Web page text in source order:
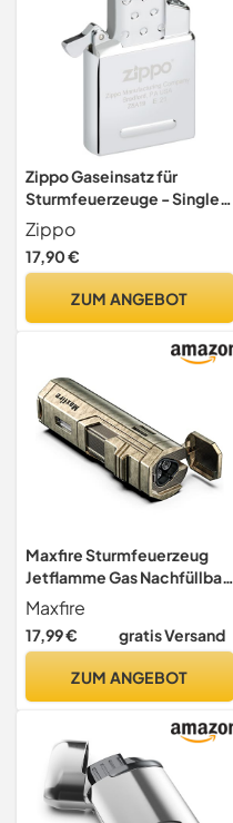
Zippo Gaseinsatz für
Sturmfeuerzeuge - Single
Flame Insert - Blaue
Flamme - Nachfüllbar mit
Butangas - Passt in alle
Zippo
17,90 €
ZUM ANGEBOT
Maxfire Sturmfeuerzeug
Jetflamme Gas Nachfüllbar,
3 Flammen Jet Feuerzeug
(Verkauft ohne Gas)
Maxfire
17,99 € gratis Versand
ZUM ANGEBOT